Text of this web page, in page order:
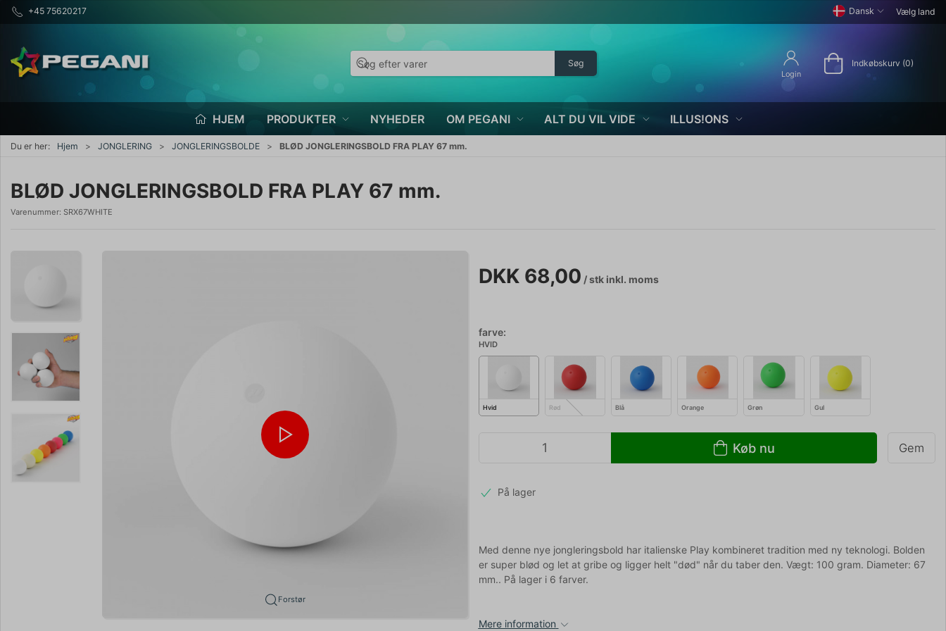
+45 75620217 Dansk Vælg land
Søg
Login
Indkøbskurv (0)
HJEM PRODUKTER NYHEDER OM PEGANI ALT DU VIL VIDE ILLUS!ONS
Du er her: Hjem JONGLERING JONGLERINGSBOLDE BLØD JONGLERINGSBOLD FRA PLAY 67 mm.
BLØD JONGLERINGSBOLD FRA PLAY 67 mm.
Varenummer: SRX67WHITE
Forstør
DKK 68,00 / stkinkl. moms
farve:
HVID
Hvid Rød Blå Orange Grøn Gul
Køb nu Gem
På lager
Med denne nye jongleringsbold har italienske Play kombineret tradition med ny teknologi. Bolden
er super blød og let at gribe og ligger helt "død" når du taber den. Vægt: 100 gram. Diameter: 67
mm.. På lager i 6 farver.
Mere information